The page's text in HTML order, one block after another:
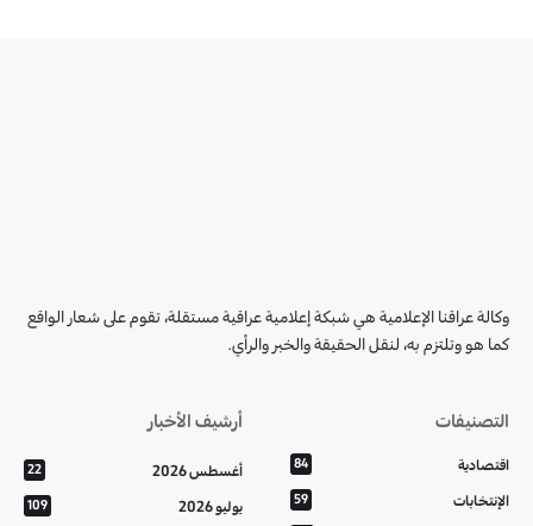
وكالة عراقنا الإعلامية هي شبكة إعلامية عراقية مستقلة، تقوم على شعار الواقع
كما هو وتلتزم به، لنقل الحقيقة والخبر والرأي.
التصنيفات
اقتصادية 84
الإنتخابات 59
أرشيف الأخبار
أغسطس 2026 22
يوليو 2026 109